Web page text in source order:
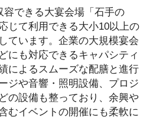
容できる大宴会場「石手の
じて利用できる大小10以上の
ています。企業の大規模宴会
にも対応できるキャパシティ
によるスムーズな配膳と進行
ジや音響・照明設備、プロジ
の設備も整っており、余興や
むイベントの開催にも柔軟に